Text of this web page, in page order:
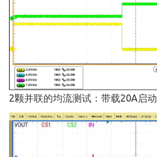
2颗并联的均流测试：带载20A启动